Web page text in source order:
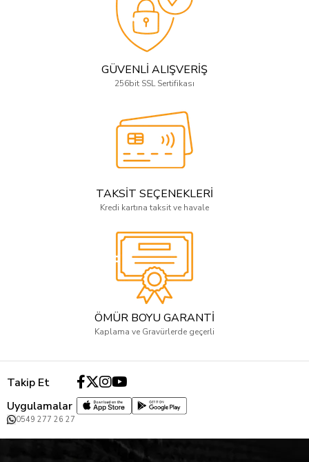
GÜVENLİ ALIŞVERİŞ
256bit SSL Sertifikası
TAKSİT SEÇENEKLERİ
Kredi kartına taksit ve havale
ÖMÜR BOYU GARANTİ
Kaplama ve Gravürlerde geçerli
Takip Et
Uygulamalar
0549 277 26 27